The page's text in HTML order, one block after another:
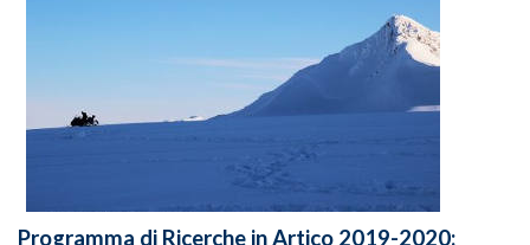
Programma di Ricerche in Artico 2019-2020: